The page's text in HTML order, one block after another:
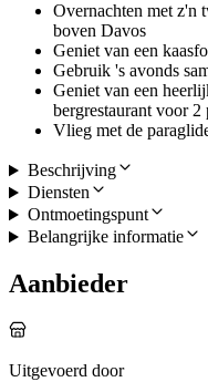
Overnachten met z'n
boven Davos
Geniet van een
Gebruik 's avonds
Geniet van een
bergrestaurant voor 2
Vlieg met de
Beschrijving
Diensten
Ontmoetingspunt
Belangrijke informatie
Aanbieder
Uitgevoerd door